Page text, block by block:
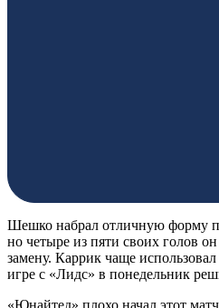
Шешко набрал отличную форму
но четыре из пяти своих голов
замену. Каррик чаще
игре с «Лидс» в понедельник
«Юнайтед» плохо начал этот